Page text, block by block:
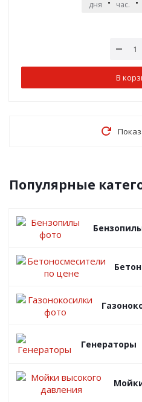
дня час.
В
Популярные
Генераторы